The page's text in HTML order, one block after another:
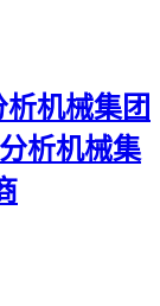
机械集团